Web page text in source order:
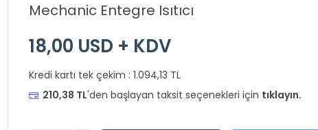
Mechanic Entegre Isıtıcı
18,00 USD + KDV
Kredi kartı tek çekim : 1.094,13 TL
210,38 TL'den başlayan taksit seçenekleri için tıklayın.